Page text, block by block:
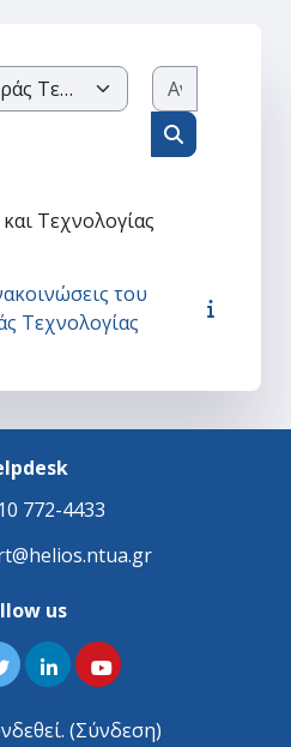
Αναζήτηση
Τεχνολογίας
του
Τεχνολογίας
772-4433
us
(Σύνδεση)